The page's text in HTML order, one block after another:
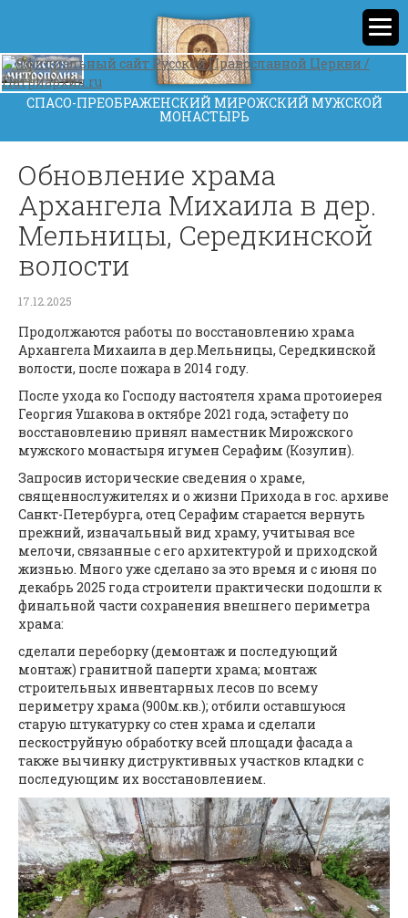
СПАСО-ПРЕОБРАЖЕНСКИЙ МИРОЖСКИЙ МУЖСКОЙ
МОНАСТЫРЬ
Обновление храма
Архангела Михаила в дер.
Мельницы, Середкинской
волости
17.12.2025
Продолжаются работы по восстановлению храма
Архангела Михаила в дер.Мельницы, Середкинской
волости, после пожара в 2014 году.
После ухода ко Господу настоятеля храма протоиерея
Георгия Ушакова в октябре 2021 года, эстафету по
восстановлению принял наместник Мирожского
мужского монастыря игумен Серафим (Козулин).
Запросив исторические сведения о храме,
священнослужителях и о жизни Прихода в гос. архиве
Санкт-Петербурга, отец Серафим старается вернуть
прежний, изначальный вид храму, учитывая все
мелочи, связанные с его архитектурой и приходской
жизнью. Много уже сделано за это время и с июня по
декабрь 2025 года строители практически подошли к
финальной части сохранения внешнего периметра
храма:
сделали переборку (демонтаж и последующий
монтаж) гранитной паперти храма; монтаж
строительных инвентарных лесов по всему
периметру храма (900м.кв.); отбили оставшуюся
старую штукатурку со стен храма и сделали
пескоструйную обработку всей площади фасада а
также вычинку диструктивных участков кладки с
последующим их восстановлением.